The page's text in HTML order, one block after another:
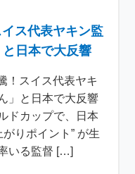
ス代表ヤキン監
日本で大反響
！スイス代表ヤキ
」と日本で大反響
ドカップで、日本
りポイント” が生
いる監督 […]